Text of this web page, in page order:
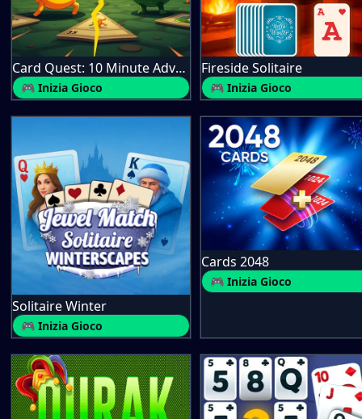
Card Quest: 10 Minute Adventure
🎮 Inizia Gioco
Fireside Solitaire
🎮 Inizia Gioco
Solitaire Winter
🎮 Inizia Gioco
Cards 2048
🎮 Inizia Gioco